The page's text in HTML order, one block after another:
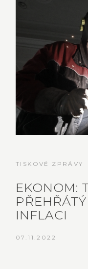
TISKOVÉ ZPRÁVY
EKONOM:
INFLACI
07.11.2022